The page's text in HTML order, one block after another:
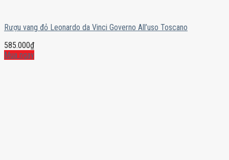
Rượu vang đỏ Leonardo da Vinci Governo All’uso Toscano
585.000₫
Mua ngay